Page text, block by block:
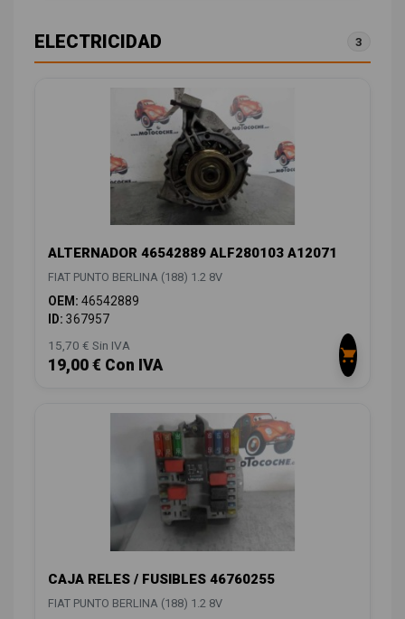
ELECTRICIDAD 3
ALTERNADOR 46542889 ALF280103 A12071
FIAT PUNTO BERLINA (188) 1.2 8V
OEM: 46542889
ID: 367957
15,70 € Sin IVA
19,00 € Con IVA
CAJA RELES / FUSIBLES 46760255
FIAT PUNTO BERLINA (188) 1.2 8V